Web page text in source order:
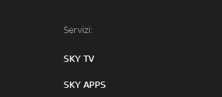
Servizi:
SKY TV
SKY APPS